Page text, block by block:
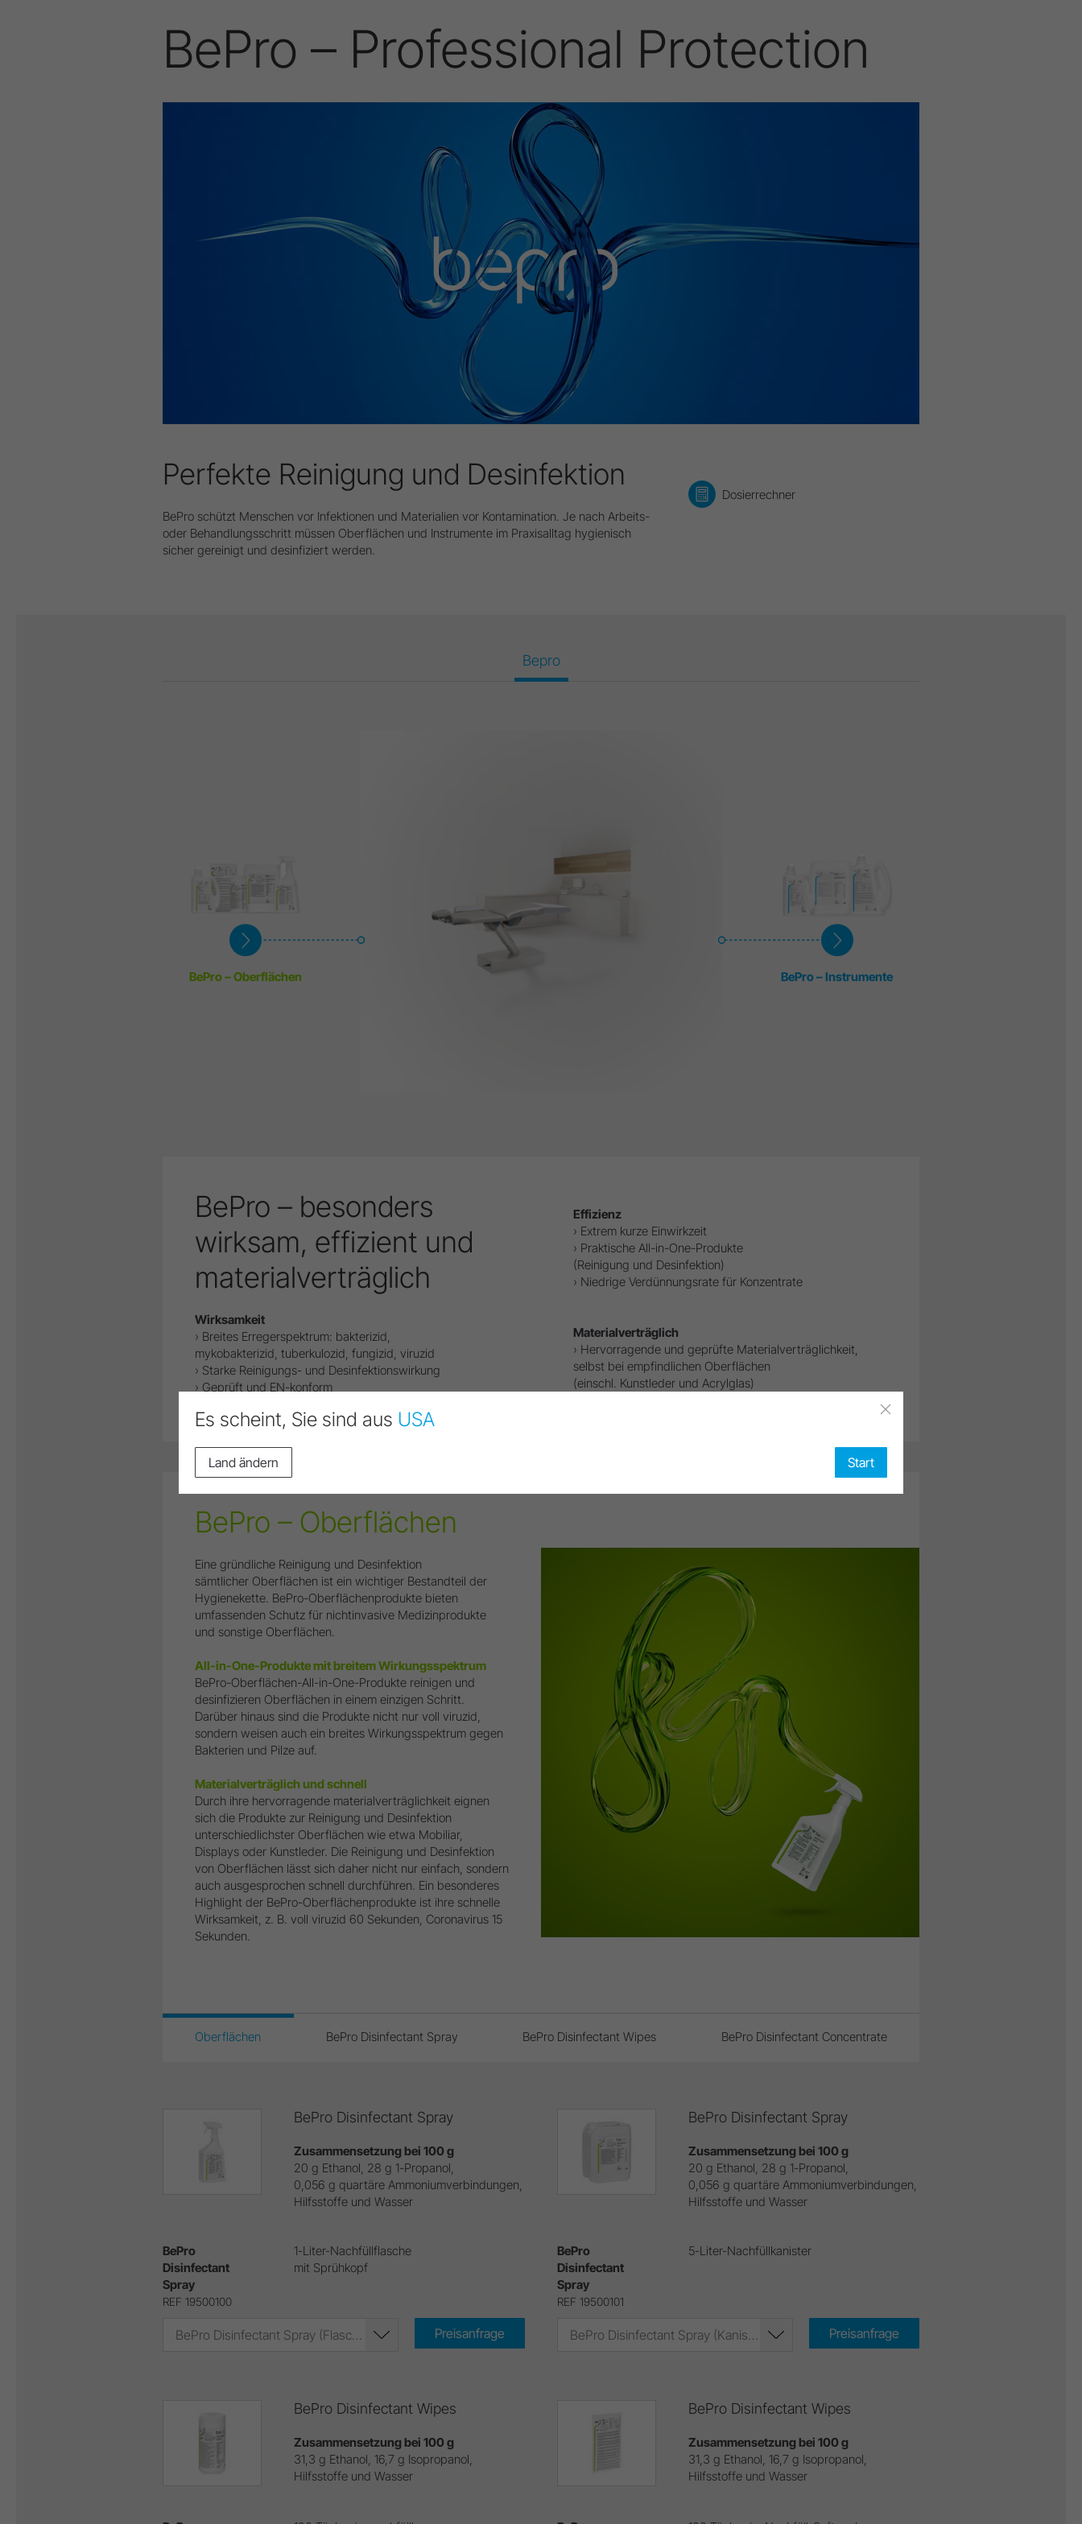
BePro – Professional Protection
Perfekte Reinigung und Desinfektion
BePro schützt Menschen vor Infektionen und Materialien vor Kontamination. Je nach Arbeits-
oder Behandlungsschritt müssen Oberflächen und Instrumente im Praxisalltag hygienisch
sicher gereinigt und desinfiziert werden.
Dosierrechner
Bepro
BePro – Oberflächen BePro – Instrumente
BePro – besonders
wirksam, effizient und
materialverträglich
Wirksamkeit
› Breites Erregerspektrum: bakterizid,
mykobakterizid, tuberkulozid, fungizid, viruzid
› Starke Reinigungs- und Desinfektionswirkung
› Geprüft und EN-konform
Effizienz
› Extrem kurze Einwirkzeit
› Praktische All-in-One-Produkte
(Reinigung und Desinfektion)
› Niedrige Verdünnungsrate für Konzentrate
Materialverträglich
› Hervorragende und geprüfte Materialverträglichkeit,
selbst bei empfindlichen Oberflächen
(einschl. Kunstleder und Acrylglas)
BePro – Oberflächen
Eine gründliche Reinigung und Desinfektion
sämtlicher Oberflächen ist ein wichtiger Bestandteil der
Hygienekette. BePro-Oberflächenprodukte bieten
umfassenden Schutz für nichtinvasive Medizinprodukte
und sonstige Oberflächen.
All-in-One-Produkte mit breitem Wirkungsspektrum
BePro-Oberflächen-All-in-One-Produkte reinigen und
desinfizieren Oberflächen in einem einzigen Schritt.
Darüber hinaus sind die Produkte nicht nur voll viruzid,
sondern weisen auch ein breites Wirkungsspektrum gegen
Bakterien und Pilze auf.
Materialverträglich und schnell
Durch ihre hervorragende materialverträglichkeit eignen
sich die Produkte zur Reinigung und Desinfektion
unterschiedlichster Oberflächen wie etwa Mobiliar,
Displays oder Kunstleder. Die Reinigung und Desinfektion
von Oberflächen lässt sich daher nicht nur einfach, sondern
auch ausgesprochen schnell durchführen. Ein besonderes
Highlight der BePro-Oberflächenprodukte ist ihre schnelle
Wirksamkeit, z. B. voll viruzid 60 Sekunden, Coronavirus 15
Sekunden.
Oberflächen BePro Disinfectant Spray BePro Disinfectant Wipes BePro Disinfectant Concentrate
BePro Disinfectant Spray
Zusammensetzung bei 100 g
20 g Ethanol, 28 g 1-Propanol,
0,056 g quartäre Ammoniumverbindungen,
Hilfsstoffe und Wasser
BePro
Disinfectant
Spray
REF 19500100
1-Liter-Nachfüllflasche
mit Sprühkopf
BePro Disinfectant Spray (Flasche mit Sprühkopf) (REF 19500100) Preisanfrage
BePro Disinfectant Spray
Zusammensetzung bei 100 g
20 g Ethanol, 28 g 1-Propanol,
0,056 g quartäre Ammoniumverbindungen,
Hilfsstoffe und Wasser
BePro
Disinfectant
Spray
REF 19500101
5-Liter-Nachfüllkanister
BePro Disinfectant Spray (Kanister) (REF 19500101) Preisanfrage
BePro Disinfectant Wipes
Zusammensetzung bei 100 g
31,3 g Ethanol, 16,7 g Isopropanol,
Hilfsstoffe und Wasser
BePro Disinfectant Wipes
Zusammensetzung bei 100 g
31,3 g Ethanol, 16,7 g Isopropanol,
Hilfsstoffe und Wasser
Es scheint, Sie sind aus USA
Land ändern Start